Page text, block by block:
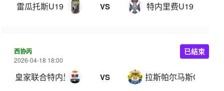
雷瓜托斯U19 VS 特内里费U19
西协丙
2026-04-18 18:00
皇家联合特内里费 VS 拉斯帕尔马斯C队
已结束